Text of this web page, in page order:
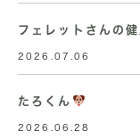
フェレットさんの
2026.07.06
たろくん
2026.06.28